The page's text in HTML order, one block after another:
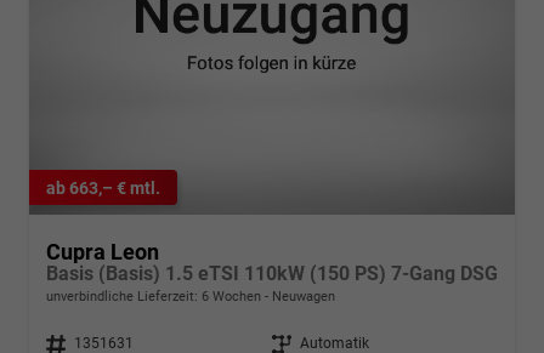
ab 663,– € mtl.
Cupra Leon
Basis (Basis) 1.5 eTSI 110kW (150 PS) 7-Gang DSG
unverbindliche Lieferzeit: 6 Wochen Neuwagen
Fahrzeugnr. 1351631 Getriebe Automatik